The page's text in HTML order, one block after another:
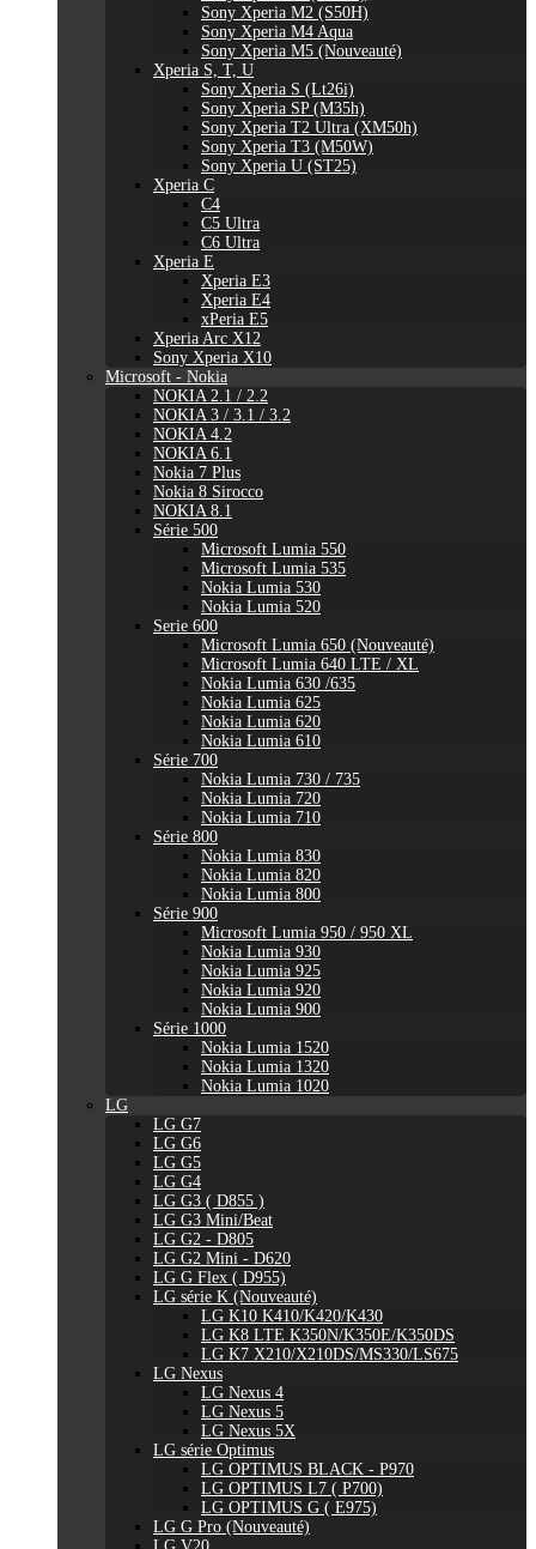
Sony Xperia M2 (S50H)
Sony Xperia M4 Aqua
Sony Xperia M5 (Nouveauté)
Xperia S, T, U
Sony Xperia S (Lt26i)
Sony Xperia SP (M35h)
Sony Xperia T2 Ultra (XM50h)
Sony Xperia T3 (M50W)
Sony Xperia U (ST25)
Xperia C
C4
C5 Ultra
C6 Ultra
Xperia E
Xperia E3
Xperia E4
xPeria E5
Xperia Arc X12
Sony Xperia X10
Microsoft - Nokia
NOKIA 2.1 / 2.2
NOKIA 3 / 3.1 / 3.2
NOKIA 4.2
NOKIA 6.1
Nokia 7 Plus
Nokia 8 Sirocco
NOKIA 8.1
Série 500
Microsoft Lumia 550
Microsoft Lumia 535
Nokia Lumia 530
Nokia Lumia 520
Serie 600
Microsoft Lumia 650 (Nouveauté)
Microsoft Lumia 640 LTE / XL
Nokia Lumia 630 /635
Nokia Lumia 625
Nokia Lumia 620
Nokia Lumia 610
Série 700
Nokia Lumia 730 / 735
Nokia Lumia 720
Nokia Lumia 710
Série 800
Nokia Lumia 830
Nokia Lumia 820
Nokia Lumia 800
Série 900
Microsoft Lumia 950 / 950 XL
Nokia Lumia 930
Nokia Lumia 925
Nokia Lumia 920
Nokia Lumia 900
Série 1000
Nokia Lumia 1520
Nokia Lumia 1320
Nokia Lumia 1020
LG
LG G7
LG G6
LG G5
LG G4
LG G3 ( D855 )
LG G3 Mini/Beat
LG G2 - D805
LG G2 Mini - D620
LG G Flex ( D955)
LG série K (Nouveauté)
LG K10 K410/K420/K430
LG K8 LTE K350N/K350E/K350DS
LG K7 X210/X210DS/MS330/LS675
LG Nexus
LG Nexus 4
LG Nexus 5
LG Nexus 5X
LG série Optimus
LG OPTIMUS BLACK - P970
LG OPTIMUS L7 ( P700)
LG OPTIMUS G ( E975)
LG G Pro (Nouveauté)